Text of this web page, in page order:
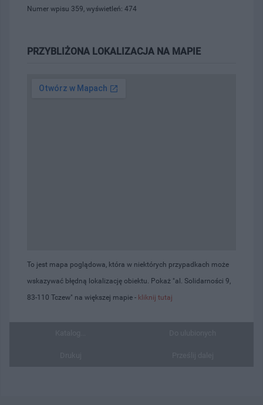
Numer wpisu 359, wyświetleń: 474
PRZYBLIŻONA LOKALIZACJA NA MAPIE
To jest mapa poglądowa, która w niektórych przypadkach może
wskazywać błędną lokalizację obiektu. Pokaż "al. Solidarności 9,
83-110 Tczew" na większej mapie - kliknij tutaj